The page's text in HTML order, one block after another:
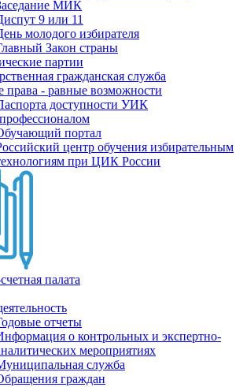
МИК
9 или 11
молодого избирателя
Закон страны
партии
гражданская служба
права - равные возможности
доступности УИК
портал
центр обучения избирательным
при ЦИК России
палата
отчеты
о контрольных и экспертно-
мероприятиях
служба
граждан